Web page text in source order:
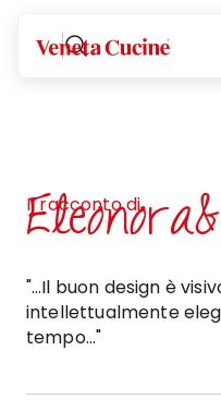
Veneta Cucine
Il racconto di
"…Il buon design è
intellettualmente
tempo..."